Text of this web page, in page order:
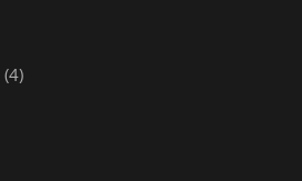
(4)